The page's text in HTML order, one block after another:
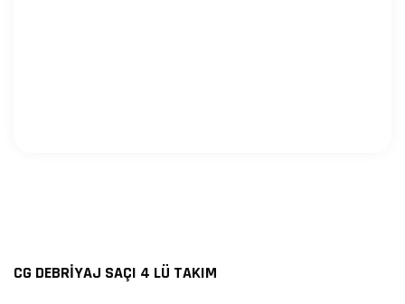
CG DEBRİYAJ SAÇI 4 LÜ TAKIM